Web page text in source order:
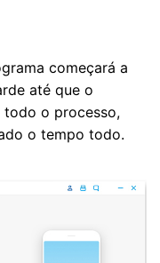
começará a
até que o
todo o processo,
o tempo todo.